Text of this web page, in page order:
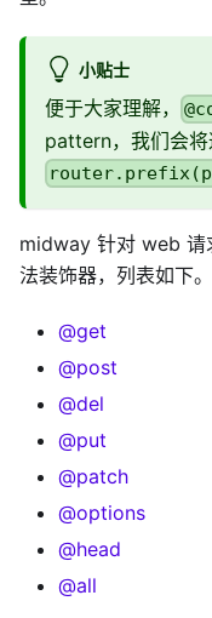
小贴士
便于大家理解，
pattern，我们会将
midway 针对 web 请
法装饰器，列表如下。
@get
@post
@del
@put
@patch
@options
@head
@all